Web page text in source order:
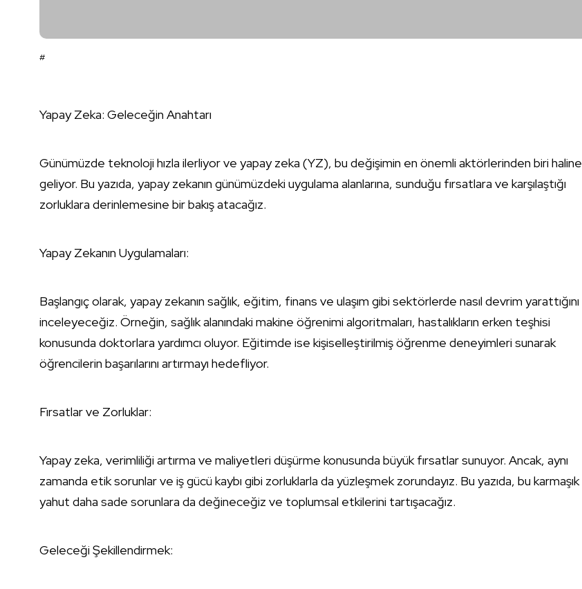
#
Yapay Zeka: Geleceğin Anahtarı
Günümüzde teknoloji hızla ilerliyor ve yapay zeka (YZ), bu değişimin en önemli aktörlerinden biri haline
geliyor. Bu yazıda, yapay zekanın günümüzdeki uygulama alanlarına, sunduğu fırsatlara ve karşılaştığı
zorluklara derinlemesine bir bakış atacağız.
Yapay Zekanın Uygulamaları:
Başlangıç olarak, yapay zekanın sağlık, eğitim, finans ve ulaşım gibi sektörlerde nasıl devrim yarattığını
inceleyeceğiz. Örneğin, sağlık alanındaki makine öğrenimi algoritmaları, hastalıkların erken teşhisi
konusunda doktorlara yardımcı oluyor. Eğitimde ise kişiselleştirilmiş öğrenme deneyimleri sunarak
öğrencilerin başarılarını artırmayı hedefliyor.
Fırsatlar ve Zorluklar:
Yapay zeka, verimliliği artırma ve maliyetleri düşürme konusunda büyük fırsatlar sunuyor. Ancak, aynı
zamanda etik sorunlar ve iş gücü kaybı gibi zorluklarla da yüzleşmek zorundayız. Bu yazıda, bu karmaşık
yahut daha sade sorunlara da değineceğiz ve toplumsal etkilerini tartışacağız.
Geleceği Şekillendirmek: